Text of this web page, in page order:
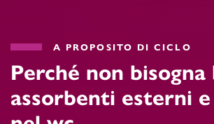
A PROPOSITO DI CICLO
Perché non
assorbenti esterni